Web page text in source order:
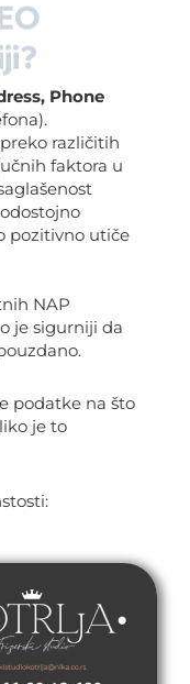
Phone
različitih
faktora u
pozitivno utiče
NAP
je sigurniji da
podatke na što
je to